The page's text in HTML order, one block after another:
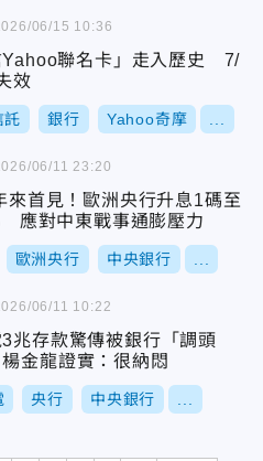
Yahoo聯名卡」走入歷史 7/
效
託 銀行 Yahoo奇摩
06/15 10:36
來首見！歐洲央行升息1碼至
應對中東戰事通膨壓力
歐洲央行 中央銀行
06/11 23:20
兆存款驚傳被銀行「調頭
金龍證實：很納悶
央行 中央銀行
06/11 10:22